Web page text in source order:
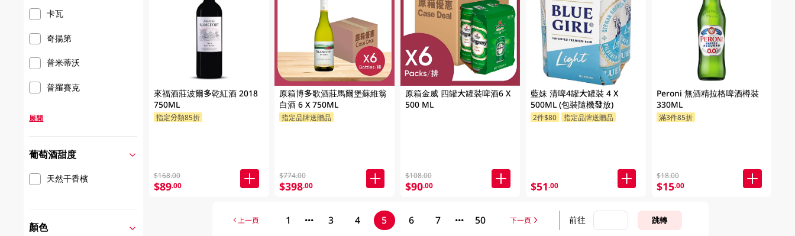
卡瓦
奇揚第
普米蒂沃
普羅賽克
展開
葡萄酒甜度
天然干香檳
顏色
來福酒莊波爾多乾紅酒 2018
750ML
指定分類85折
$168.00
$89.00
原箱博多歌酒莊馬爾堡蘇維翁
白酒 6 X 750ML
指定品牌送贈品
$774.00
$398.00
原箱金威 四罐大罐裝啤酒6 X
500 ML
$108.00
$90.00
藍妹 清啤4罐大罐裝 4 X
500ML (包裝隨機發放)
2件$80 指定品牌送贈品
$51.00
Peroni 無酒精拉格啤酒樽裝
330ML
滿3件85折
$18.00
$15.00
上一頁 1 3 4 5 6 7 50 下一頁 前往 跳轉